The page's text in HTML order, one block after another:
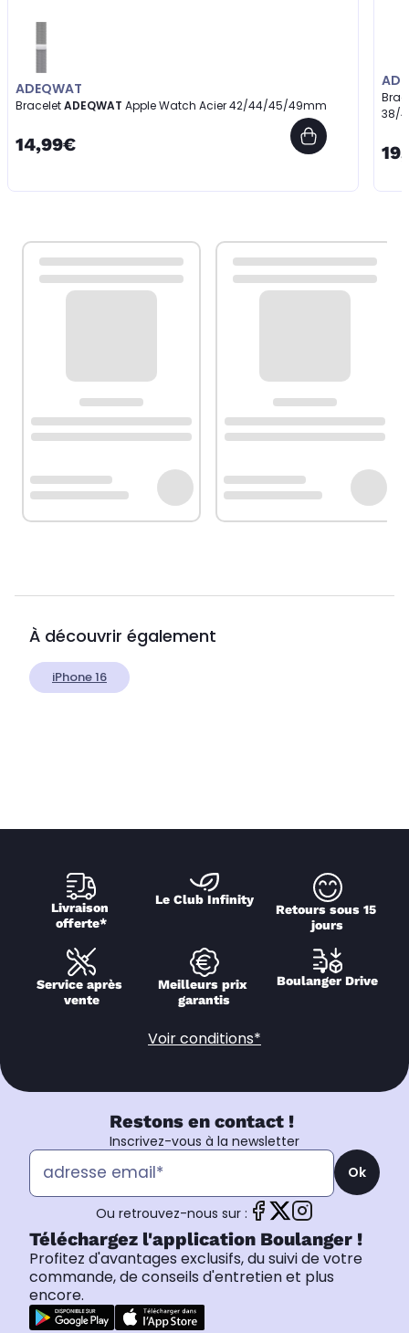
ADEQWAT
BraceletADEQWAT Apple Watch Acier 42/44/45/49mm
14,99€
38/
À découvrir également
iPhone 16
Livraison
offerte*
Le Club Infinity
Retours sous 15
jours
Service après
vente
Meilleurs prix
garantis
Boulanger Drive
Voir conditions*
Restons en contact !
Inscrivez-vous à la newsletter
Ok
Ou retrouvez-nous sur :
Téléchargez l'application Boulanger !
Profitez d'avantages exclusifs, du suivi de votre
commande, de conseils d'entretien et plus
encore.